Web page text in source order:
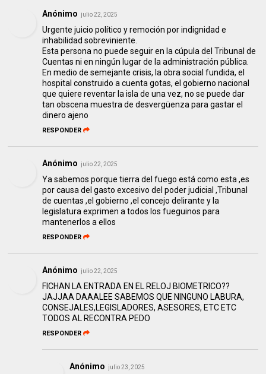
Anónimo julio 22, 2025
Urgente juicio político y remoción por indignidad e
inhabilidad sobreviniente.
Esta persona no puede seguir en la cúpula del Tribunal de
Cuentas ni en ningún lugar de la administración pública.
En medio de semejante crisis, la obra social fundida, el
hospital construido a cuenta gotas, el gobierno nacional
que quiere reventar la isla de una vez, no se puede dar
tan obscena muestra de desvergüenza para gastar el
dinero ajeno
RESPONDER
Anónimo julio 22, 2025
Ya sabemos porque tierra del fuego está como esta ,es
por causa del gasto excesivo del poder judicial ,Tribunal
de cuentas ,el gobierno ,el concejo delirante y la
legislatura exprimen a todos los fueguinos para
mantenerlos a ellos
RESPONDER
Anónimo julio 22, 2025
FICHAN LA ENTRADA EN EL RELOJ BIOMETRICO??
JAJJAA DAAALEE SABEMOS QUE NINGUNO LABURA,
CONSEJALES,LEGISLADORES, ASESORES, ETC ETC
TODOS AL RECONTRA PEDO
RESPONDER
Anónimo julio 23, 2025